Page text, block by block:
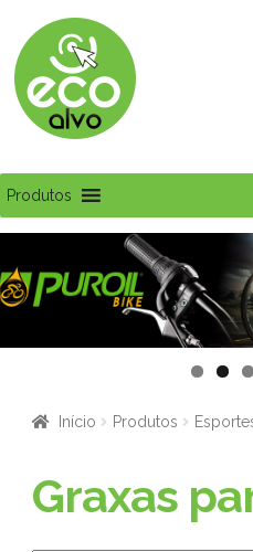
Pular
para
navegação
Pular
para
o
conteúdo
Produtos
Início Produtos
Graxas